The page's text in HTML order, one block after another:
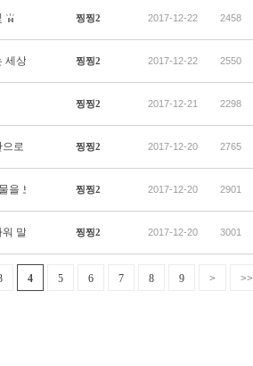
찡찡2 2017-12-22 2458
세상 찡찡2 2017-12-22 2550
찡찡2 2017-12-21 2298
로 흘러 찡찡2 2017-12-20 2765
을 보았다 찡찡2 2017-12-20 2901
말도 못하구 찡찡2 2017-12-20 3001
4 5 6 7 8 9 > >>